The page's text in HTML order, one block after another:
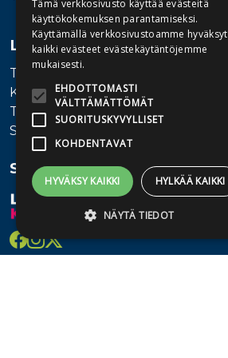
Lisätietoa
Toimitusehdot
Käyttöohjeet
Tietosuojaseloste
Saavutettavuusseloste
Seuraa meitä
Tämä verkkosivusto käyttää evästeitä
käyttökokemuksen parantamiseksi.
Käyttämällä verkkosivustoamme hyväksyt
kaikki evästeet evästekäytäntöjemme
mukaisesti.
EHDOTTOMASTI
VÄLTTÄMÄTTÖMÄT
SUORITUSKYVYLLISET
KOHDENTAVAT
HYVÄKSY KAIKKI HYLKÄÄ KAIKKI
NÄYTÄ TIEDOT